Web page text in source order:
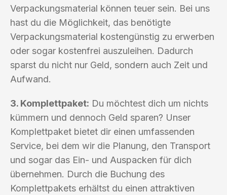
Verpackungsmaterial können teuer sein. Bei uns
hast du die Möglichkeit, das benötigte
Verpackungsmaterial kostengünstig zu erwerben
oder sogar kostenfrei auszuleihen. Dadurch
sparst du nicht nur Geld, sondern auch Zeit und
Aufwand.
3. Komplettpaket: Du möchtest dich um nichts
kümmern und dennoch Geld sparen? Unser
Komplettpaket bietet dir einen umfassenden
Service, bei dem wir die Planung, den Transport
und sogar das Ein- und Auspacken für dich
übernehmen. Durch die Buchung des
Komplettpakets erhältst du einen attraktiven